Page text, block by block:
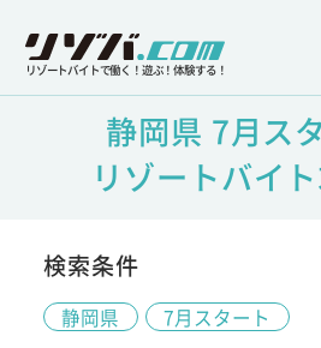
リゾートバイトで働く！遊ぶ！体験する！
静岡県 7月ス
リゾートバイ
検索条件
静岡県 7月スタート